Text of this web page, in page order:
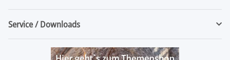
Service / Downloads